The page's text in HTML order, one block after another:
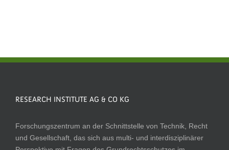
RESEARCH INSTITUTE AG & CO KG
Forschungszentrum an der Schnittstelle von Technik, Recht
und Gesellschaft, das sich aus multi- und interdisziplinärer